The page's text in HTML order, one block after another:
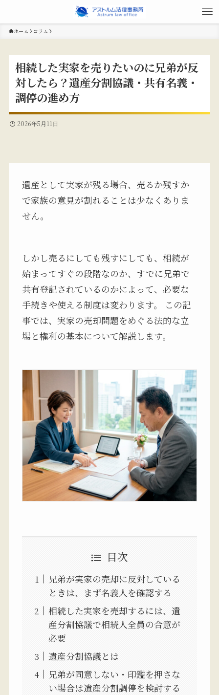
ホーム コラム
相続した実家を売りたいのに兄弟が反
対したら？遺産分割協議・共有名義・
調停の進め方
2026年5月11日
遺産として実家が残る場合、売るか残すか
で家族の意見が割れることは少なくありま
せん。
しかし売るにしても残すにしても、相続が
始まってすぐの段階なのか、すでに兄弟で
共有登記されているのかによって、必要な
手続きや使える制度は変わります。 この記
事では、実家の売却問題をめぐる法的な立
場と権利の基本について解説します。
目次
兄弟が実家の売却に反対している
ときは、まず名義人を確認する
相続した実家を売却するには、遺
産分割協議で相続人全員の合意が
必要
遺産分割協議とは
兄弟が同意しない・印鑑を押さな
い場合は遺産分割調停を検討する